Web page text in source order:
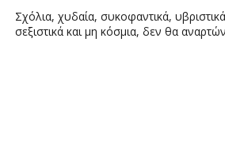
Σχόλια, χυδαία, συκοφαντικά,
σεξιστικά και μη κόσμια, δεν θα